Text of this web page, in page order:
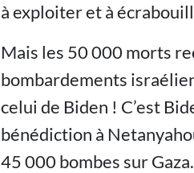
à exploiter et à
Mais les 50 000 morts
bombardements
celui de Biden ! C’est
bénédiction à
45 000 bombes sur